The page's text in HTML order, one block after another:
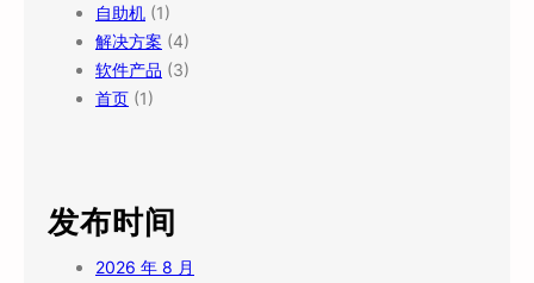
自助机 (1)
解决方案 (4)
软件产品 (3)
首页 (1)
发布时间
2026 年 8 月